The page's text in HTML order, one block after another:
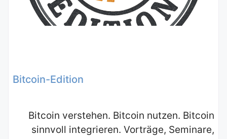
Bitcoin-Edition
Bitcoin verstehen. Bitcoin nutzen. Bitcoin
sinnvoll integrieren. Vorträge, Seminare,